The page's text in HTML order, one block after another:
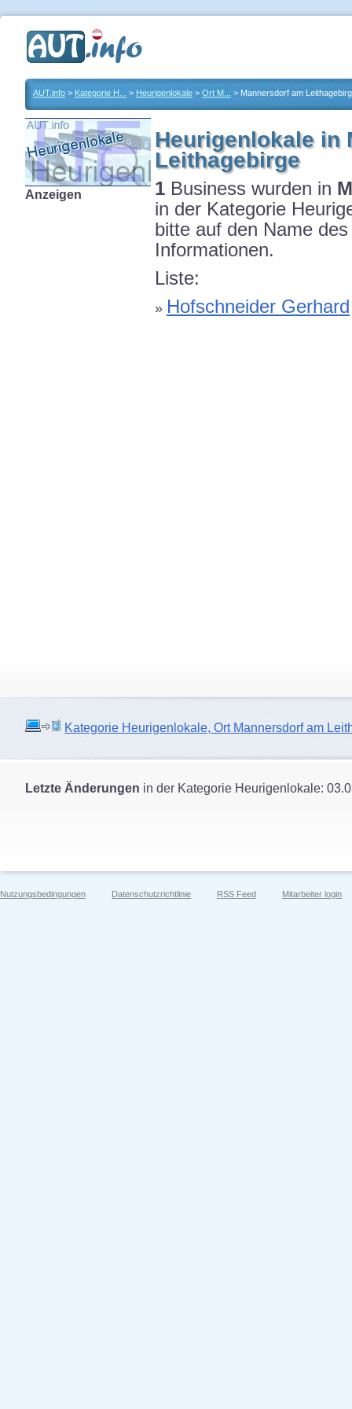
AUT.info > Kategorie H... > Heurigenlokale > Ort M... > Mannersdorf am
Anzeigen
Heurigenlokale in
Leithagebirge
1 Business wurden in
in der Kategorie
bitte auf den Name
Informationen.
Liste:
» Hofschneider Gerhard
Kategorie Heurigenlokale, Ort Mannersdorf am
Letzte Änderungen in der Kategorie Heurigenlokale:
Nutzungsbedingungen Datenschutzrichtlinie RSS Feed Mitarbeiter login